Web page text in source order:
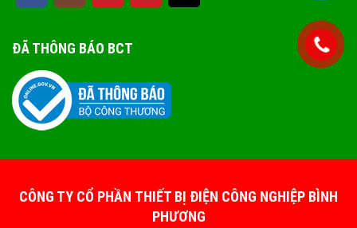
ĐÃ THÔNG BÁO BCT
CÔNG TY CỔ PHẦN THIẾT BỊ ĐIỆN CÔNG NGHIỆP BÌNH
PHƯƠNG